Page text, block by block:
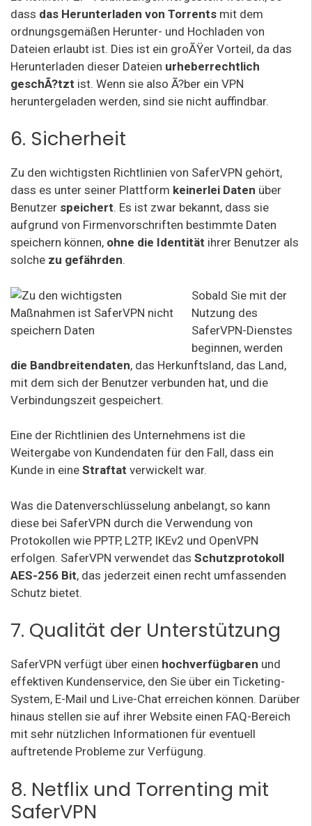
dass das Herunterladen von Torrents mit dem
ordnungsgemäßen Herunter- und Hochladen von
Dateien erlaubt ist. Dies ist ein groÃŸer Vorteil, da das
Herunterladen dieser Dateien urheberrechtlich
geschÃ?tzt ist. Wenn sie also Ã?ber ein VPN
heruntergeladen werden, sind sie nicht auffindbar.
6. Sicherheit
Zu den wichtigsten Richtlinien von SaferVPN gehört,
dass es unter seiner Plattform keinerlei Daten über
Benutzer speichert. Es ist zwar bekannt, dass sie
aufgrund von Firmenvorschriften bestimmte Daten
speichern können, ohne die Identität ihrer Benutzer als
solche zu gefährden.
Sobald Sie mit der
Nutzung des
SaferVPN-Dienstes
beginnen, werden
die Bandbreitendaten, das Herkunftsland, das Land,
mit dem sich der Benutzer verbunden hat, und die
Verbindungszeit gespeichert.
Eine der Richtlinien des Unternehmens ist die
Weitergabe von Kundendaten für den Fall, dass ein
Kunde in eine Straftat verwickelt war.
Was die Datenverschlüsselung anbelangt, so kann
diese bei SaferVPN durch die Verwendung von
Protokollen wie PPTP, L2TP, IKEv2 und OpenVPN
erfolgen. SaferVPN verwendet das Schutzprotokoll
AES-256 Bit, das jederzeit einen recht umfassenden
Schutz bietet.
7. Qualität der Unterstützung
SaferVPN verfügt über einen hochverfügbaren und
effektiven Kundenservice, den Sie über ein Ticketing-
System, E-Mail und Live-Chat erreichen können. Darüber
hinaus stellen sie auf ihrer Website einen FAQ-Bereich
mit sehr nützlichen Informationen für eventuell
auftretende Probleme zur Verfügung.
8. Netflix und Torrenting mit
SaferVPN